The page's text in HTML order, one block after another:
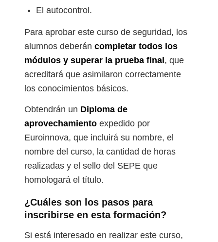
El autocontrol.
Para aprobar este curso de seguridad, los
alumnos deberán completar todos los
módulos y superar la prueba final , que
acreditará que asimilaron correctamente
los conocimientos básicos.
Obtendrán un Diploma de
aprovechamiento expedido por
Euroinnova, que incluirá su nombre, el
nombre del curso, la cantidad de horas
realizadas y el sello del SEPE que
homologará el título.
¿Cuáles son los pasos para
inscribirse en esta formación?
Si está interesado en realizar este curso,